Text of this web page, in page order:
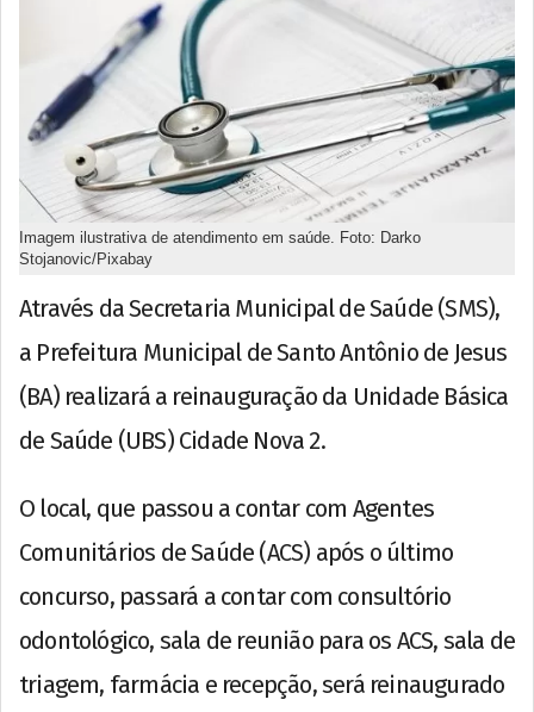
Imagem ilustrativa de atendimento em saúde. Foto: Darko
Stojanovic/Pixabay
Através da Secretaria Municipal de Saúde (SMS),
a Prefeitura Municipal de Santo Antônio de Jesus
(BA) realizará a reinauguração da Unidade Básica
de Saúde (UBS) Cidade Nova 2.
O local, que passou a contar com Agentes
Comunitários de Saúde (ACS) após o último
concurso, passará a contar com consultório
odontológico, sala de reunião para os ACS, sala de
triagem, farmácia e recepção, será reinaugurado